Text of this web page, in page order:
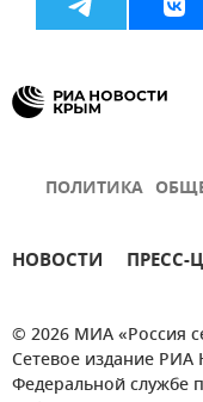
ПОЛИТИКА
НОВОСТИ ПРЕСС-
© 2026 МИА «Россия
Сетевое издание РИА
Федеральной службе